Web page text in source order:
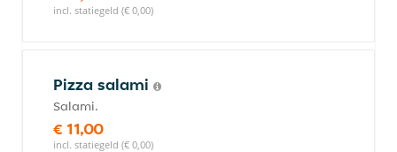
incl. statiegeld (€ 0,00)
Pizza salami
Salami.
€ 11,00
incl. statiegeld (€ 0,00)